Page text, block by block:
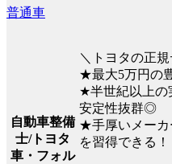
普通車
自動車整備
士/トヨタ
車・フォル
＼トヨタの正
★最大5万円の
★半世紀以上の
安定性抜群◎
★手厚いメー
を習得できる！